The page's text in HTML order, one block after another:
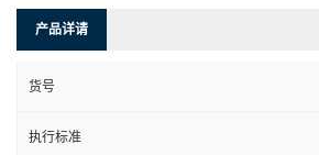
产品详请
货号
执行标准